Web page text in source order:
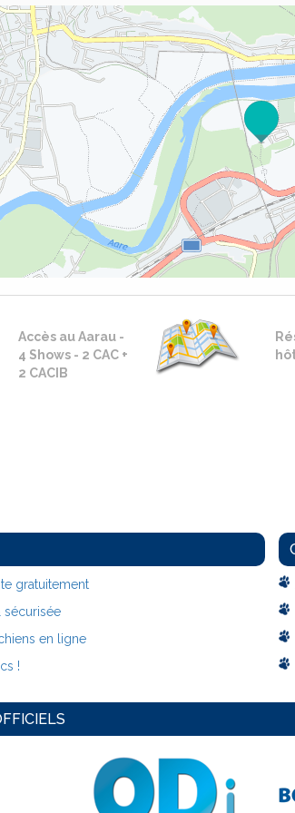
Accès au Aarau -
4 Shows - 2 CAC +
2 CACIB
gratuitement
sécurisée
en ligne
!